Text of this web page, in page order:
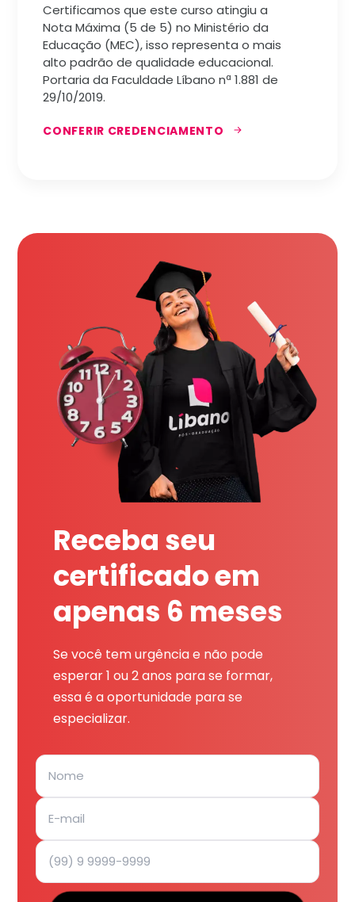
Certificamos que este curso atingiu a
Nota Máxima (5 de 5) no Ministério da
Educação (MEC), isso representa o mais
alto padrão de qualidade educacional.
Portaria da Faculdade Líbano nª 1.881 de
29/10/2019.
CONFERIR CREDENCIAMENTO
Receba seu
certificado em
apenas 6 meses
Se você tem urgência e não pode
esperar 1 ou 2 anos para se formar,
essa é a oportunidade para se
especializar.